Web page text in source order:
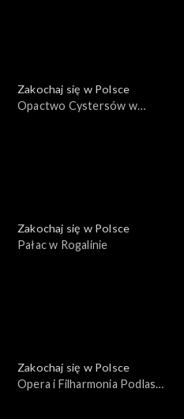
Zakochaj się w Polsce
Opactwo Cystersów w
Zakochaj się w Polsce
Pałac w Rogalinie
Zakochaj się w Polsce
Opera i Filharmonia Podlaska